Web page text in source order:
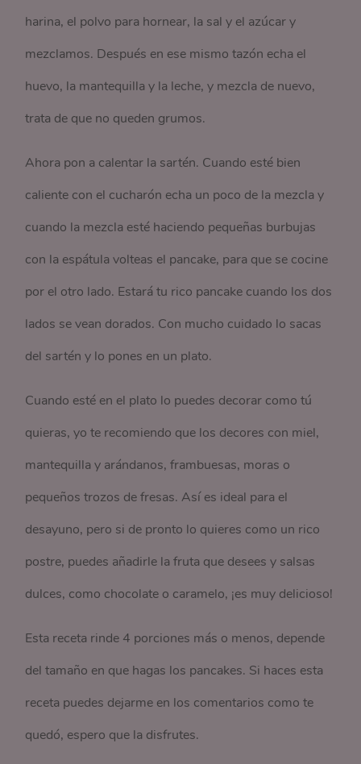
harina, el polvo para hornear, la sal y el azúcar y
mezclamos. Después en ese mismo tazón echa el
huevo, la mantequilla y la leche, y mezcla de nuevo,
trata de que no queden grumos.
Ahora pon a calentar la sartén. Cuando esté bien
caliente con el cucharón echa un poco de la mezcla y
cuando la mezcla esté haciendo pequeñas burbujas
con la espátula volteas el pancake, para que se cocine
por el otro lado. Estará tu rico pancake cuando los dos
lados se vean dorados. Con mucho cuidado lo sacas
del sartén y lo pones en un plato.
Cuando esté en el plato lo puedes decorar como tú
quieras, yo te recomiendo que los decores con miel,
mantequilla y arándanos, frambuesas, moras o
pequeños trozos de fresas. Así es ideal para el
desayuno, pero si de pronto lo quieres como un rico
postre, puedes añadirle la fruta que desees y salsas
dulces, como chocolate o caramelo, ¡es muy delicioso!
Esta receta rinde 4 porciones más o menos, depende
del tamaño en que hagas los pancakes. Si haces esta
receta puedes dejarme en los comentarios como te
quedó, espero que la disfrutes.